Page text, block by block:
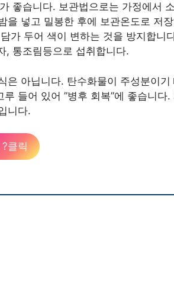
좋습니다. 보관법으로는 가정에서
을 넣고 밀봉한 후에 보관온도로 저
가 두어 색이 변하는 것을 방지합니
, 통조림등으로 섭취합니다.
은 아닙니다. 탄수화물이 주성분이
들어 있어 ”병후 회복”에 좋습니
니다.
?클릭